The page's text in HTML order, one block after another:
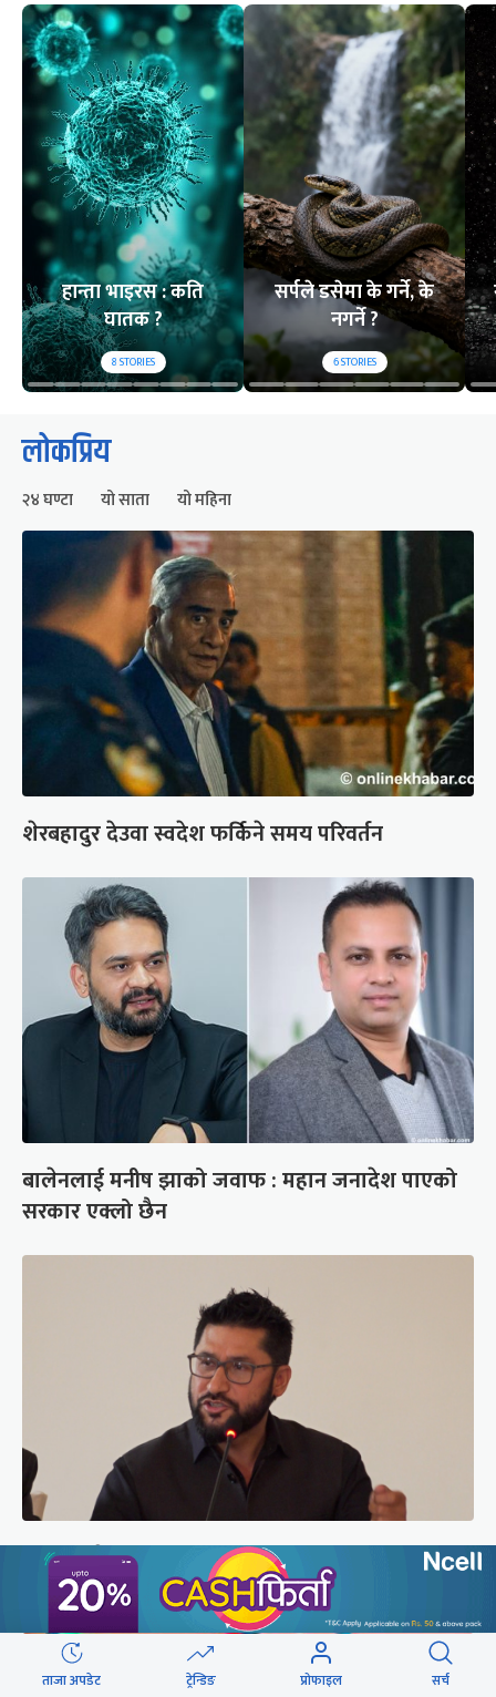
हान्ता भाइरस : कति
घातक ?
8STORIES
सर्पले डसेमा के गर्ने, के
नगर्ने ?
6STORIES
लोकप्रिय
२४ घण्टा यो साता यो महिना
शेरबहादुर देउवा स्वदेश फर्किने समय परिवर्तन
बालेनलाई मनीष झाको जवाफ : महान जनादेश पाएको
सरकार एक्लो छैन
सरकारबारे रवि– बादलको टुक्रामा जहाज हल्लिन सक्छ,
डर मान्नु पर्दैन
ताजा अपडेट ट्रेन्डिङ प्रोफाइल सर्च